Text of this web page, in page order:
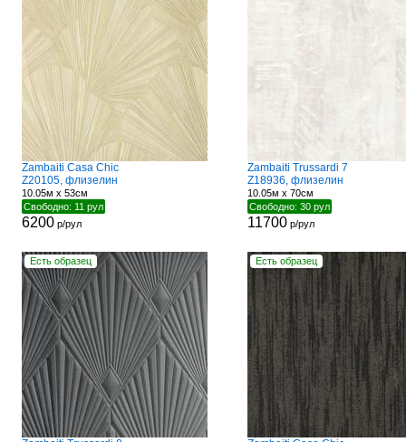
Zambaiti Casa Chic
Z20105, флизелин
10.05м x 53см
Свободно: 11 рул
6200р/рул
Zambaiti Trussardi 7
Z18936, флизелин
10.05м x 70см
Свободно: 30 рул
11700р/рул
Есть образец Есть образец